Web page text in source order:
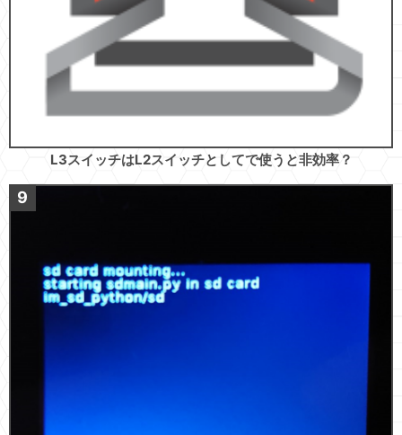
L3スイッチはL2スイッチとしてで使うと非効率？